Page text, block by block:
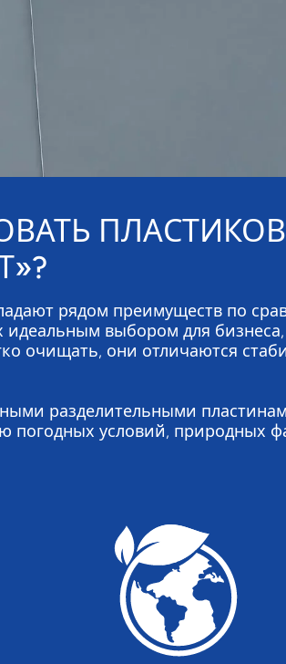
рядом преимуществ по
выбором для
очищать, они отличаются
разделительными
погодных условий, природных